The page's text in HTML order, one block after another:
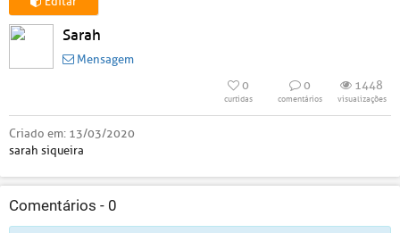
Sarah
Mensagem
0
curtidas
0
comentários
1448
visualizações
Criado em: 13/03/2020
sarah siqueira
Comentários - 0